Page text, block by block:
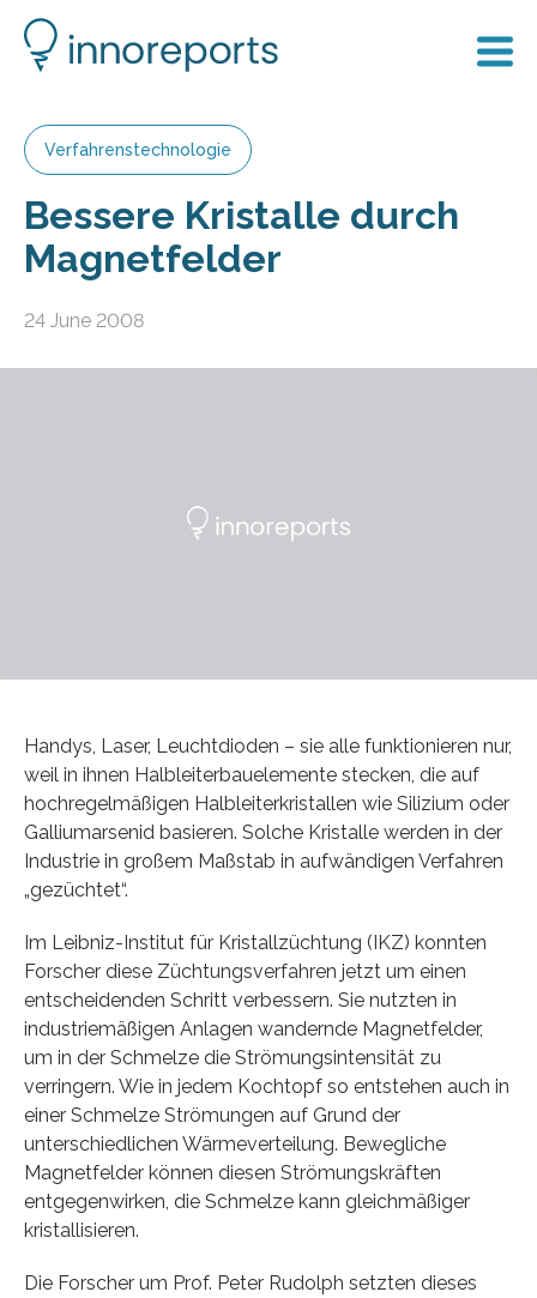
Verfahrenstechnologie
Bessere Kristalle durch
Magnetfelder
24 June 2008
Handys, Laser, Leuchtdioden – sie alle funktionieren nur,
weil in ihnen Halbleiterbauelemente stecken, die auf
hochregelmäßigen Halbleiterkristallen wie Silizium oder
Galliumarsenid basieren. Solche Kristalle werden in der
Industrie in großem Maßstab in aufwändigen Verfahren
„gezüchtet“.
Im Leibniz-Institut für Kristallzüchtung (IKZ) konnten
Forscher diese Züchtungsverfahren jetzt um einen
entscheidenden Schritt verbessern. Sie nutzten in
industriemäßigen Anlagen wandernde Magnetfelder,
um in der Schmelze die Strömungsintensität zu
verringern. Wie in jedem Kochtopf so entstehen auch in
einer Schmelze Strömungen auf Grund der
unterschiedlichen Wärmeverteilung. Bewegliche
Magnetfelder können diesen Strömungskräften
entgegenwirken, die Schmelze kann gleichmäßiger
kristallisieren.
Die Forscher um Prof. Peter Rudolph setzten dieses